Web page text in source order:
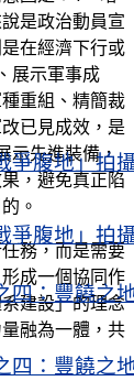
爭腹地」拍
四：豐饒之
爭腹地」拍
四：豐饒之
是政治動員宣
在經濟下行或
展示軍事成
重組、精簡裁
已見成效，是
示先進裝備，
，避免真正陷
。
務，而是需要
成一個協同作
建設」的理念
融為一體，共